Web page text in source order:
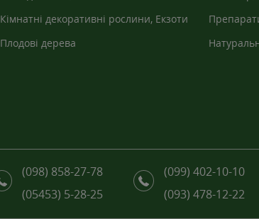
Кімнатні декоративні рослини, Екзоти
Плодові дерева
(098) 858-27-78
(099) 402-10-10
(05453) 5-28-25
(093) 478-12-22